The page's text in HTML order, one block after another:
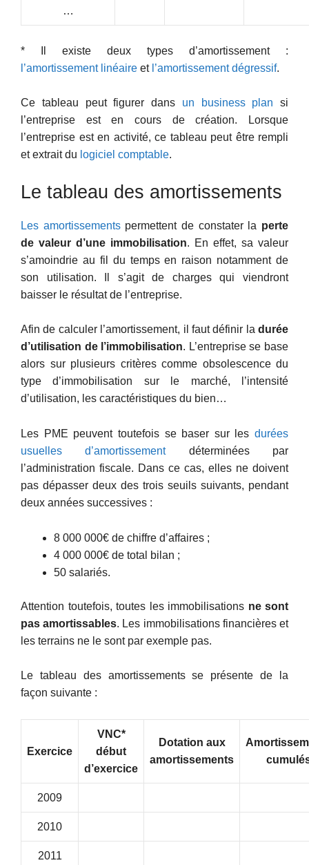
…
* Il existe deux types d’amortissement :
l’amortissement linéaire et l’amortissement dégressif.
Ce tableau peut figurer dans un business plan si
l’entreprise est en cours de création. Lorsque
l’entreprise est en activité, ce tableau peut être rempli
et extrait du logiciel comptable.
Le tableau des amortissements
Les amortissementspermettent de constater la perte
de valeur d’une immobilisation. En effet, sa valeur
s’amoindrie au fil du temps en raison notamment de
son utilisation. Il s’agit de charges qui viendront
baisser le résultat de l’entreprise.
Afin de calculer l’amortissement, il faut définir la durée
d’utilisation de l’immobilisation. L’entreprise se base
alors sur plusieurs critères comme obsolescence du
type d’immobilisation sur le marché, l’intensité
d’utilisation, les caractéristiques du bien…
Les PME peuvent toutefois se baser sur les durées
usuelles d’amortissementdéterminées par
l’administration fiscale. Dans ce cas, elles ne doivent
pas dépasser deux des trois seuils suivants, pendant
deux années successives :
8 000 000€ de chiffre d’affaires ;
4 000 000€ de total bilan ;
50 salariés.
Attention toutefois, toutes les immobilisations ne sont
pas amortissables. Les immobilisations financières et
les terrains ne le sont par exemple pas.
Le tableau des amortissements se présente de la
façon suivante :
Exercice
VNC*
début
d’exercice
Dotation aux
amortissements
2009
2010
2011